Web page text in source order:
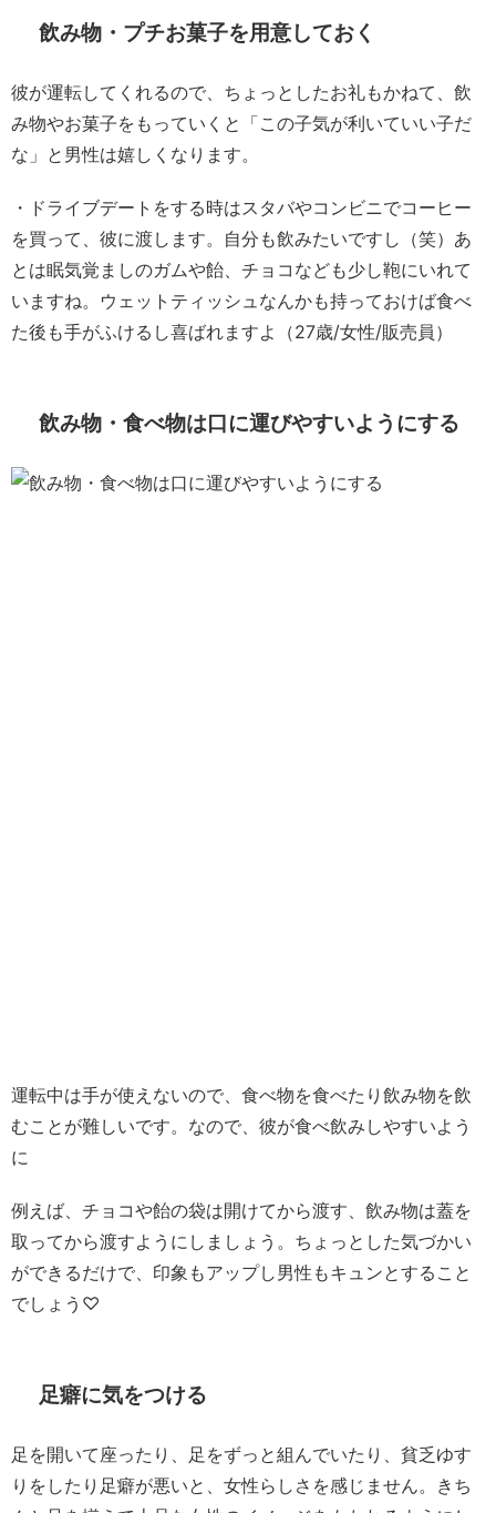
飲み物・プチお菓子を用意しておく
彼が運転してくれるので、ちょっとしたお礼もかねて、飲
み物やお菓子をもっていくと「この子気が利いていい子だ
な」と男性は嬉しくなります。
・ドライブデートをする時はスタバやコンビニでコーヒー
を買って、彼に渡します。自分も飲みたいですし（笑）あ
とは眠気覚ましのガムや飴、チョコなども少し鞄にいれて
いますね。ウェットティッシュなんかも持っておけば食べ
た後も手がふけるし喜ばれますよ（27歳/女性/販売員）
飲み物・食べ物は口に運びやすいようにする
運転中は手が使えないので、食べ物を食べたり飲み物を飲
むことが難しいです。なので、彼が食べ飲みしやすいよう
に
例えば、チョコや飴の袋は開けてから渡す、飲み物は蓋を
取ってから渡すようにしましょう。ちょっとした気づかい
ができるだけで、印象もアップし男性もキュンとすること
でしょう♡
足癖に気をつける
足を開いて座ったり、足をずっと組んでいたり、貧乏ゆす
りをしたり足癖が悪いと、女性らしさを感じません。きち